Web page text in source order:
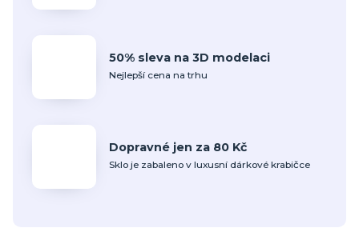
50% sleva na 3D modelaci
Nejlepší cena na trhu
Dopravné jen za 80 Kč
Sklo je zabaleno v luxusní dárkové krabičce